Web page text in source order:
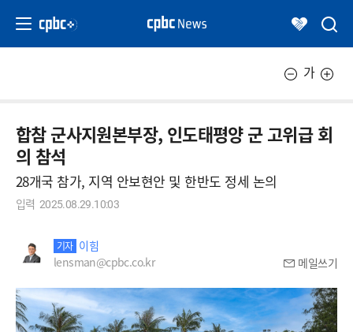
가
합참 군사지원본부장, 인도태평양 군 고위급 회
의 참석
28개국 참가, 지역 안보현안 및 한반도 정세 논의
입력 2025.08.29.10:03
기자 이힘
lensman@cpbc.co.kr
메일쓰기